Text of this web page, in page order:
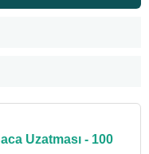
Uzatması - 100